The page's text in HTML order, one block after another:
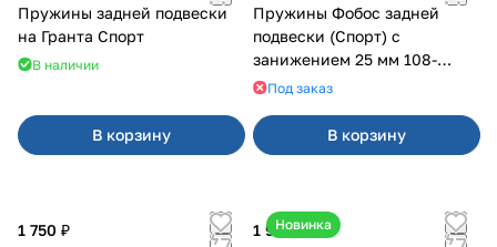
Пружины задней подвески
на Гранта Спорт
В наличии
В корзину
Пружины Фобос задней
подвески (Спорт) с
занижением 25 мм 108-
21099, 2113-2115
Под заказ
В корзину
1 750 ₽
Новинка
1 900 ₽